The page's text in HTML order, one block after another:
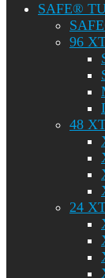
SAFE®
96
48
24